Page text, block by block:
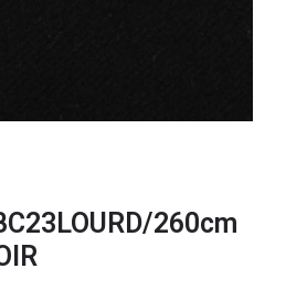
260cm